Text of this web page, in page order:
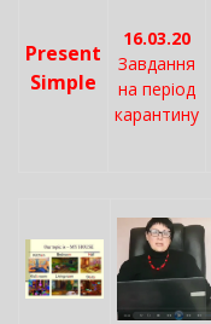
Present
Simple
16.03.20
Завдання
на період
карантину